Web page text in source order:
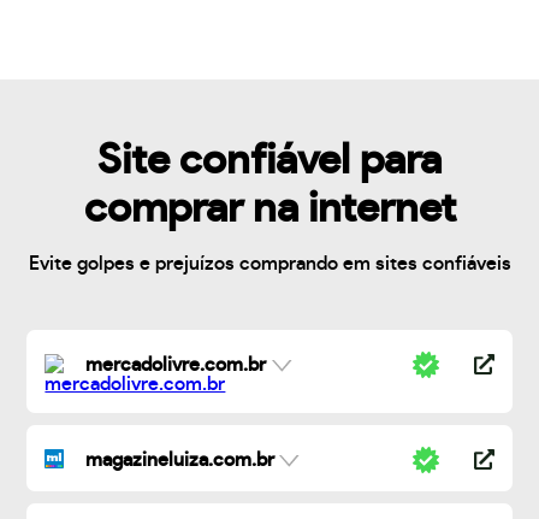
Site confiável para
comprar na internet
Evite golpes e prejuízos comprando em sites confiáveis
mercadolivre.com.br
magazineluiza.com.br